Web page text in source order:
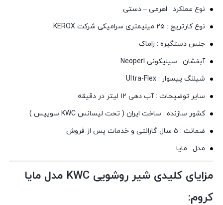
نوع عملکرد : اهرمی – دستی
نوع کارتریج : ۲۵ میلیمتری سرامیکی شرکت KEROX
جنس دستگیره : زاماک
آبفشان : سیلیکونی Neoperl
شیلنگ پیسوار : Ultra-Flex
سایر توضیحات : آب دهی ۱۲ لیتر در دقیقه
کشور سازنده : ساخت ایران ( تحت لیسانس KWC سوییس )
ضمانت : ۵ سال گارانتی و خدمات پس از فروش
مدل : مایا
مزایای کلیدی شیر روشویی KWC مدل مایا
کروم: